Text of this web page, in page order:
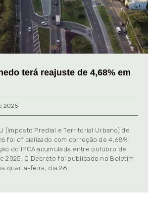
terá reajuste de 4,68% em
2025
(Imposto Predial e Territorial Urbano) de
foi oficializado com correção de 4,68%,
do IPCA acumulada entre outubro de
2025. O Decreto foi publicado no Boletim
quarta-feira, dia 26.